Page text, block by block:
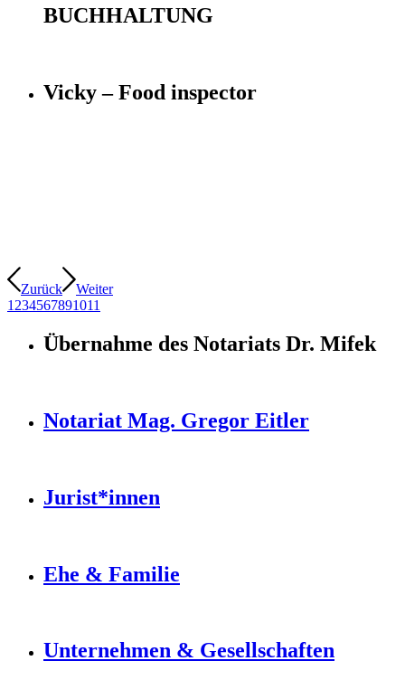
BUCHHALTUNG
Vicky – Food inspector
Zurück
Weiter
1 234567891011
Übernahme des Notariats Dr. Mifek
Notariat Mag. Gregor Eitler
Jurist*innen
Ehe & Familie
Unternehmen & Gesellschaften